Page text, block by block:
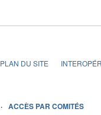
PLAN DU SITE
ACCÈS PAR COMITÉS